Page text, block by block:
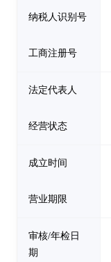
纳税人识别号
工商注册号
法定代表人
经营状态
成立时间
营业期限
审核/年检日
期